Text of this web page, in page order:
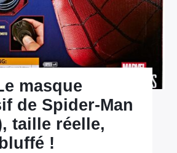
masque
de Spider-Man
taille réelle,
!